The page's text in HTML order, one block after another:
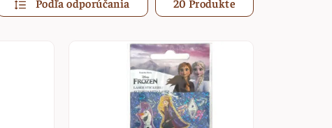
Podľa odporúčania 20 Produkte